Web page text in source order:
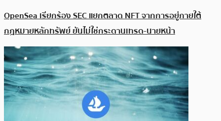
OpenSea เรียกร้อง SEC แยกตลาด NFT จากการอยู่ภายใต้
กฎหมายหลักทรัพย์ ยันไม่ใช่กระดานเทรด-นายหน้า